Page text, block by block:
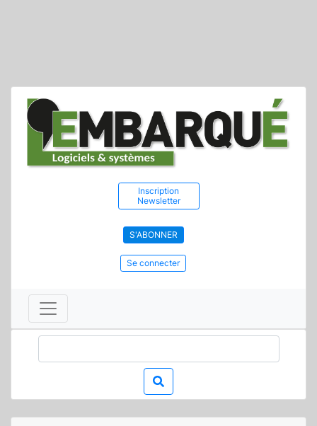
Inscription
Newsletter
S'ABONNER
Se connecter